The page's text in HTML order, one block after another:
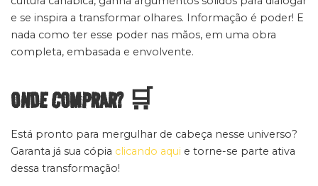
e se inspira a transformar olhares. Informação é poder! E
nada como ter esse poder nas mãos, em uma obra
completa, embasada e envolvente.
ONDE COMPRAR? 🛒
Está pronto para mergulhar de cabeça nesse universo?
Garanta já sua cópia clicando aqui e torne-se parte ativa
dessa transformação!